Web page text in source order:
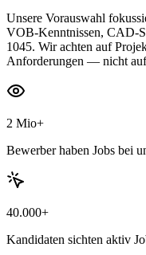
Unsere Vorauswahl
VOB-Kenntnissen, CAD-
1045. Wir achten auf
Anforderungen — nicht
2 Mio+
Bewerber haben Jobs bei
40.000+
Kandidaten sichten aktiv